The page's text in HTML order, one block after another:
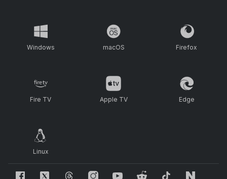
Windows macOS Firefox
Fire TV Apple TV Edge
Linux